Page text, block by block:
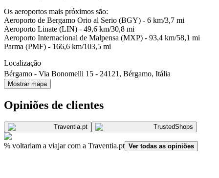
Os aeroportos mais próximos são:
Aeroporto de Bergamo Orio al Serio (BGY) - 6 km/3,7 mi
Aeroporto Linate (LIN) - 49,6 km/30,8 mi
Aeroporto Internacional de Malpensa (MXP) - 93,4 km/58,1 mi
Parma (PMF) - 166,6 km/103,5 mi
Localização
Bérgamo - Via Bonomelli 15 - 24121 , Bérgamo, Itália
Mostrar mapa
Opiniões de clientes
Traventia. pt TrustedShops
% voltariam a viajar com a Traventia.pt Ver todas as opiniões